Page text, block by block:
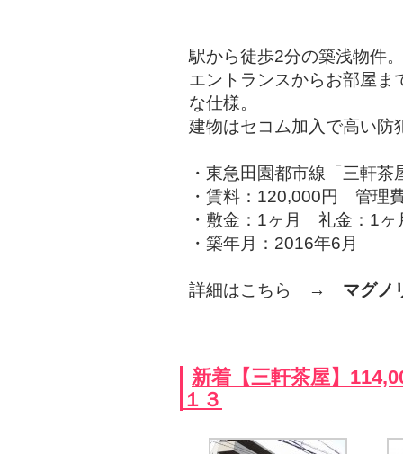
駅から徒歩2分の築浅物件。
エントランスからお部屋ま
な仕様。
建物はセコム加入で高い防
・東急田園都市線「三軒
・賃料：120,000円 管理
・敷金：1ヶ月 礼金：1ヶ
・築年月：2016年6月
詳細はこちら → マグノ
新着【三軒茶屋】
１３